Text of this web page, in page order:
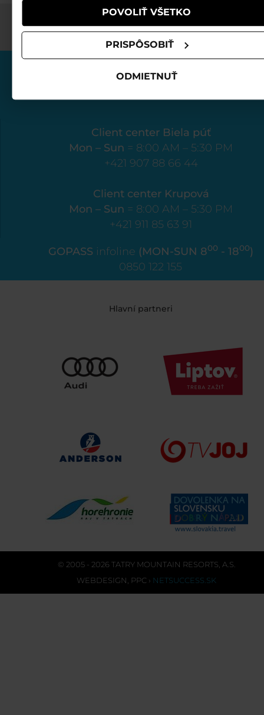
POVOLIŤ VŠETKO
PRISPÔSOBIŤ
ODMIETNUŤ
Client center Biela púť
Mon – Sun = 8:00 AM – 5:30 PM
+421 907 88 66 44
Client center Krupová
Mon – Sun = 8:00 AM – 5:30 PM
+421 911 85 63 91
GOPASS infoline (MON-SUN 800 - 1800)
0850 122 155
Hlavní partneri
© 2005 - 2026 TATRY MOUNTAIN RESORTS, A.S.
WEBDESIGN PPC › NETSUCCESS.SK